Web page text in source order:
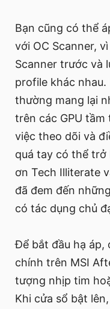
Bạn cũng có thể
với OC Scanner,
Scanner trước và
profile khác nhau.
thường mang lại
trên các GPU tầm
việc theo dõi và
quá tay có thể trở
ơn Tech Illiterate
đã đem đến
có tác dụng chủ
Để bắt đầu hạ áp,
chính trên MSI
tượng nhịp tim
Khi cửa sổ bật